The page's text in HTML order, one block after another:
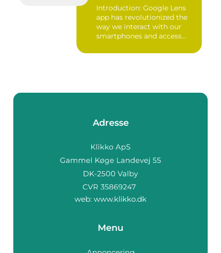
Introduction: Google Lens
app has revolutionized the
way we interact with our
smartphones and access...
Adresse
web: www.klikko.dk
Menu